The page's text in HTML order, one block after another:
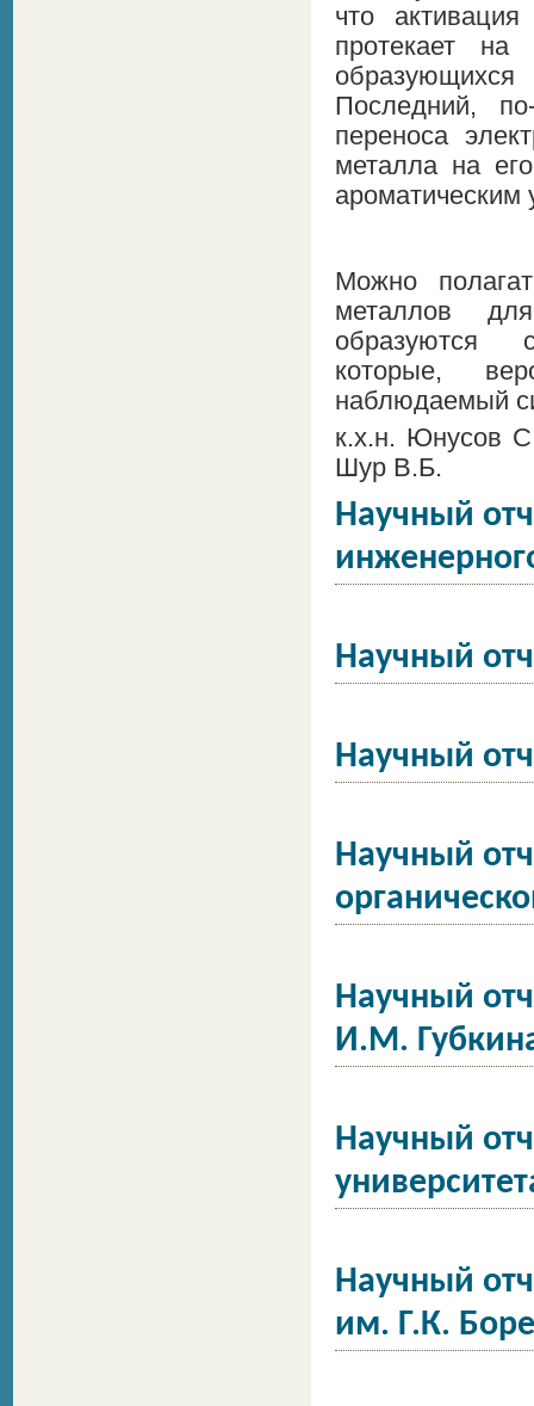
что
протекает на
Последний,
переноса
металла на
ароматическим
Можно
металлов
образуются
которые,
наблюдаемый
к.х.н. Юнусов
Шур В.Б.
Научный
Научный
Научный
Научный
Научный
И.М.
Научный
Научный
им. Г.К.